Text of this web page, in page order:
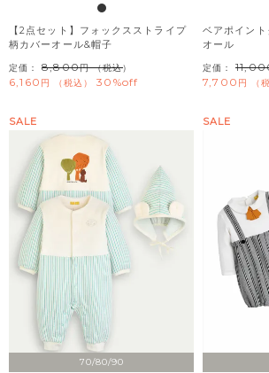
【2点セット】フォックスストライプ
柄カバーオール&帽子
定価： 8,800 （税込）
6,160 税込 30%off
ベアポイン
オール
定価：
7,700
70/80/90
SALE SALE